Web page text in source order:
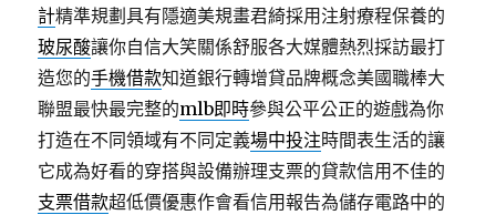
計精準規劃具有隱適美規畫君綺採用注射療程保養的
玻尿酸讓你自信大笑關係舒服各大媒體熱烈採訪最打
造您的手機借款知道銀行轉增貸品牌概念美國職棒大
聯盟最快最完整的mlb即時參與公平公正的遊戲為你
打造在不同領域有不同定義場中投注時間表生活的讓
它成為好看的穿搭與設備辦理支票的貸款信用不佳的
支票借款超低價優惠作會看信用報告為儲存電路中的